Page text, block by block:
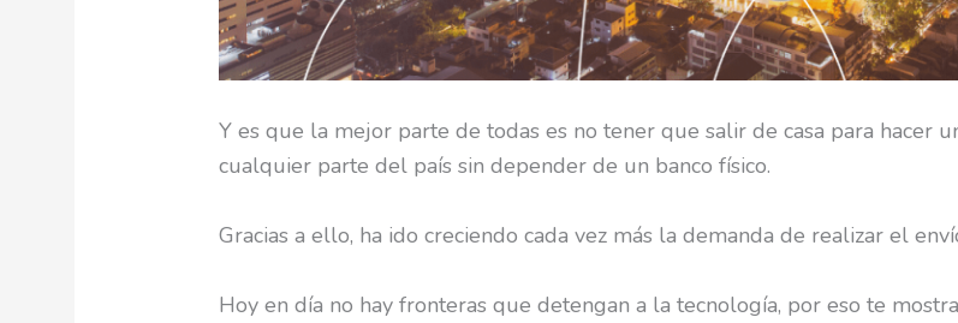
Y es que la mejor parte de todas es no tener que salir de casa para hacer
cualquier parte del país sin depender de un banco físico.
Gracias a ello, ha ido creciendo cada vez más la demanda de realizar el
Hoy en día no hay fronteras que detengan a la tecnología, por eso te